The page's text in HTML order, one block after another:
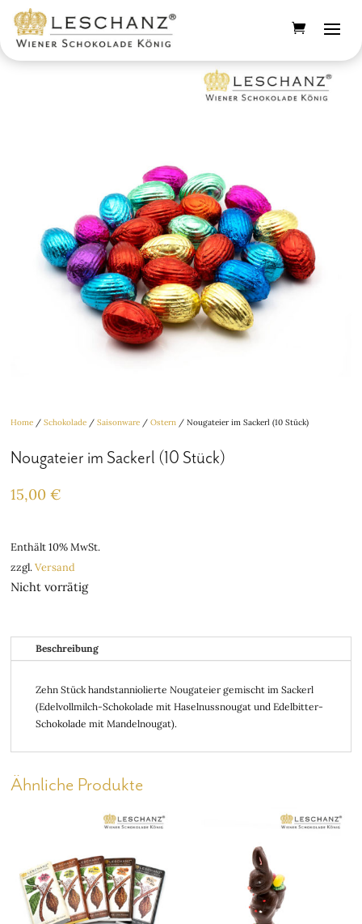
Home /Schokolade /Saisonware /Ostern / Nougateier im Sackerl (10 Stück)
Nougateier im Sackerl (10 Stück)
15,00€
Enthält 10% MwSt.
zzgl.Versand
Nicht vorrätig
Beschreibung
Zehn Stück handstanniolierte Nougateier gemischt im Sackerl
(Edelvollmilch-Schokolade mit Haselnussnougat und Edelbitter-
Schokolade mit Mandelnougat).
Ähnliche Produkte